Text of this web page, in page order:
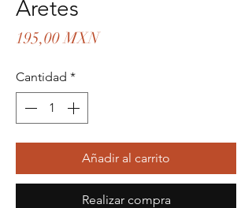
Aretes
195,00 MXNPrecio
Cantidad *
Añadir al carrito
Realizar compra